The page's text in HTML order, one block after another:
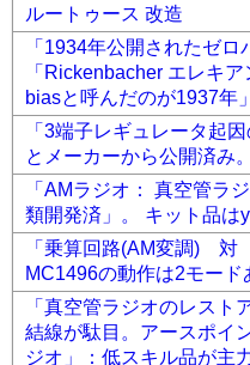
ルートゥース 改造
「1934年公開されたゼロ
「Rickenbacher エレキ
biasと呼んだのが1937年
「3端子レギュレータ起
とメーカーから公開済み
「AMラジオ： 真空管
類開発済」。 キット品は
「乗算回路(AM変調) 対
MC1496の動作は2モード
「真空管ラジオのレスト
結線が駄目。アースポイ
ジオ」：低スキル品が主